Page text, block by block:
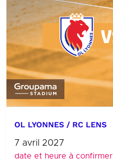
OL LYONNES / RC LENS
7 avril 2027
date et heure à confirmer